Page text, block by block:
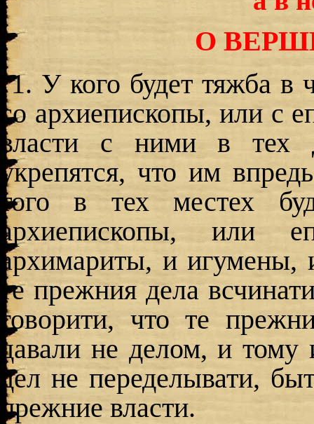
О
1. У кого будет тяжба в
со архиепископы, или с
власти с ними в тех
укрепятся, что им
того в тех местех
архиепископы, или
архимариты, и игумены,
те прежния дела
говорити, что те
давали не делом, и
дел не переделывати,
прежние власти.